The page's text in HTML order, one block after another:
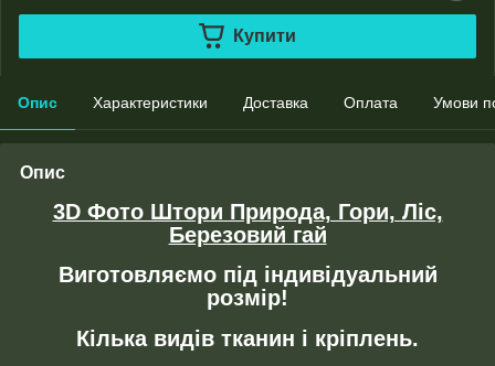
Купити
Опис Характеристики Доставка Оплата Умови
Опис
3D Фото Штори Природа, Гори, Ліс,
Березовий гай
Виготовляємо під індивідуальний
розмір!
Кілька видів тканин і кріплень.